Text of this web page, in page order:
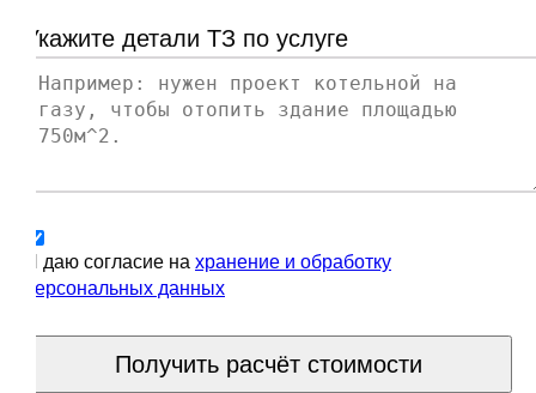
Укажите детали ТЗ по услуге
Я даю согласие на хранение и обработку
персональных данных
Получить расчёт стоимости